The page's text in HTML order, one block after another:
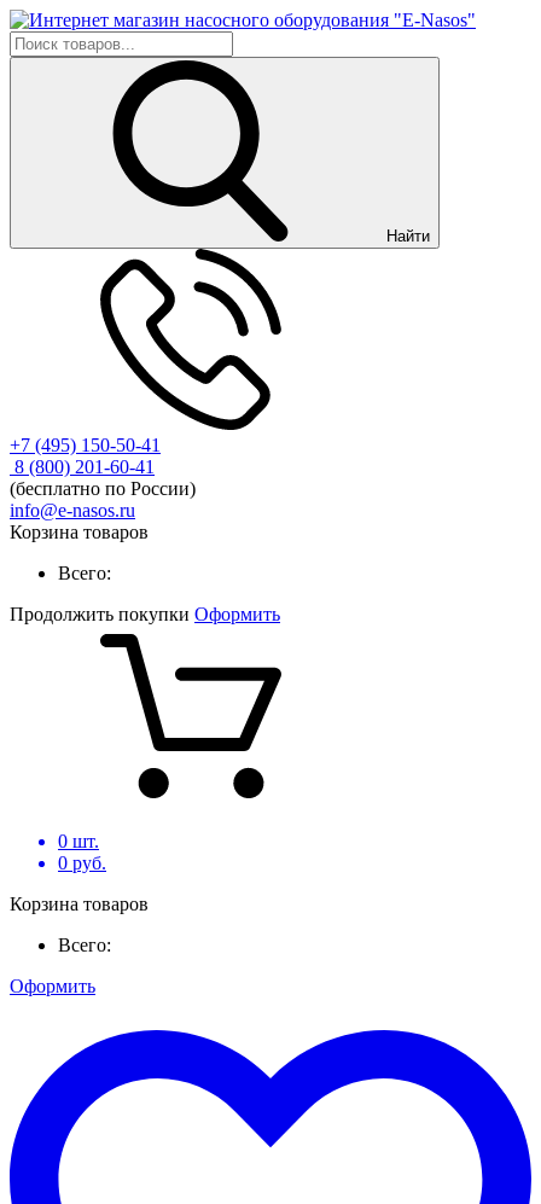
Найти
+7 (495) 150-50-41
8 (800) 201-60-41
(бесплатно по России)
info@e-nasos.ru
Корзина товаров
Всего:
Продолжить покупки Оформить
0 шт.
0 руб.
Корзина товаров
Всего:
Оформить